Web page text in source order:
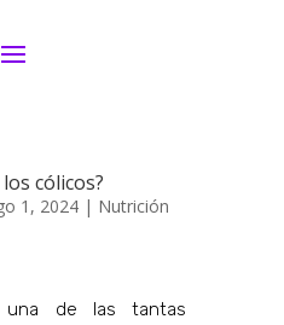
cólicos?
1, 2024| Nutrición
una de las tantas